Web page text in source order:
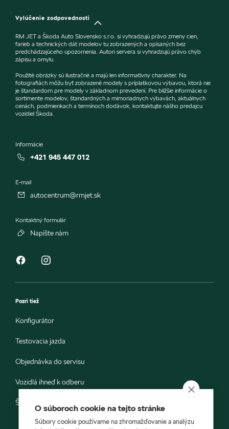
Vylúčenie zodpovednosti
RM JET a Škoda Auto Slovensko s.r.o. si vyhradzujú právo zmeny cien,
farieb a technických dát modelov tu zobrazených a opísaných bez
predchádzajúceho upozornenia. Autori servera si vyhradzujú právo chýb
zápisu a omylu.
Použité obrázky sú ilustračné a majú len informatívny charakter. Na
fotografiách môžu byť zobrazené modely s príplatkovou výbavou, ktorá nie
je štandardom pre modely v základnom prevedení. Pre bližšie informácie o
sortimente modelov, štandardných a mimoriadnych výbavách, aktuálnych
cenách, podmienkach a termínoch dodávok, kontaktujte nášho predajcu
vozidiel Škoda.
Informácie
+421 945 447 012
E-mail
autocentrum@rmjet.sk
Kontaktný formulár
Napíšte nám
Pozri tiež
Konfigurátor
Testovacia jazda
Objednávka do servisu
Vozidlá ihneď k odberu
Škoda E-shop
O súboroch cookie na tejto stránke
Súbory cookie používame na zhromažďovanie a analýzu